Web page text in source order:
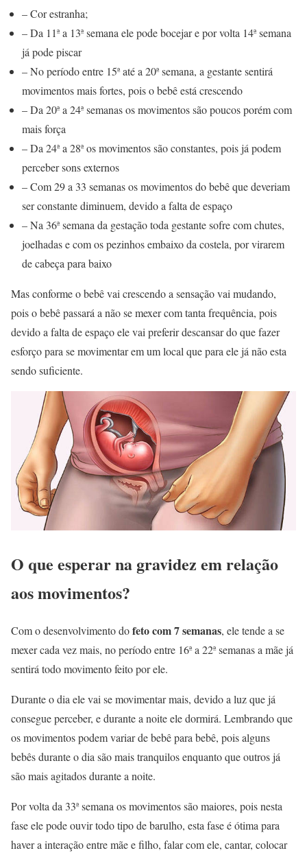
– Cor estranha;
– Da 11ª a 13ª semana ele pode bocejar e por volta 14ª semana
já pode piscar
– No período entre 15ª até a 20ª semana, a gestante sentirá
movimentos mais fortes, pois o bebê está crescendo
– Da 20ª a 24ª semanas os movimentos são poucos porém com
mais força
– Da 24ª a 28ª os movimentos são constantes, pois já podem
perceber sons externos
– Com 29 a 33 semanas os movimentos do bebê que deveriam
ser constante diminuem, devido a falta de espaço
– Na 36ª semana da gestação toda gestante sofre com chutes,
joelhadas e com os pezinhos embaixo da costela, por virarem
de cabeça para baixo
Mas conforme o bebê vai crescendo a sensação vai mudando,
pois o bebê passará a não se mexer com tanta frequência, pois
devido a falta de espaço ele vai preferir descansar do que fazer
esforço para se movimentar em um local que para ele já não esta
sendo suficiente.
O que esperar na gravidez em relação
aos movimentos?
Com o desenvolvimento dofeto com 7 semanas, ele tende a se
mexer cada vez mais, no período entre 16ª a 22ª semanas a mãe já
sentirá todo movimento feito por ele.
Durante o dia ele vai se movimentar mais, devido a luz que já
consegue perceber, e durante a noite ele dormirá. Lembrando que
os movimentos podem variar de bebê para bebê, pois alguns
bebês durante o dia são mais tranquilos enquanto que outros já
são mais agitados durante a noite.
Por volta da 33ª semana os movimentos são maiores, pois nesta
fase ele pode ouvir todo tipo de barulho, esta fase é ótima para
haver a interação entre mãe e filho, falar com ele, cantar, colocar